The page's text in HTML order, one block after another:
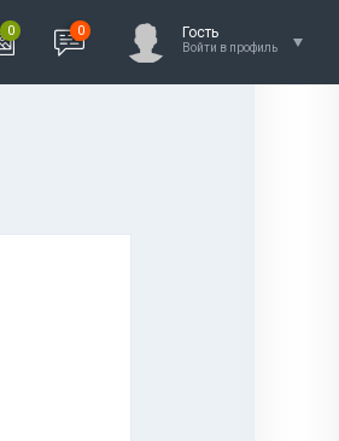
0 0 Гость
Войти в профиль